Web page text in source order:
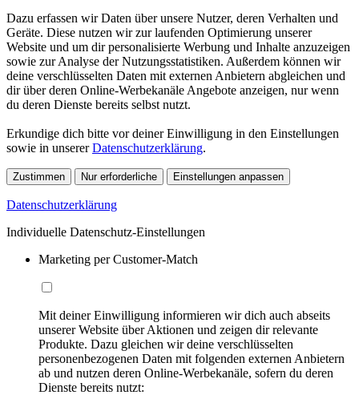
Dazu erfassen wir Daten über unsere Nutzer, deren Verhalten und
Geräte. Diese nutzen wir zur laufenden Optimierung unserer
Website und um dir personalisierte Werbung und Inhalte anzuzeigen
sowie zur Analyse der Nutzungsstatistiken. Außerdem können wir
deine verschlüsselten Daten mit externen Anbietern abgleichen und
dir über deren Online-Werbekanäle Angebote anzeigen, nur wenn
du deren Dienste bereits selbst nutzt.
Erkundige dich bitte vor deiner Einwilligung in den Einstellungen
sowie in unsererDatenschutzerklärung.
Zustimmen Nur erforderliche Einstellungen anpassen
Datenschutzerklärung
Individuelle Datenschutz-Einstellungen
Marketing per Customer-Match
Mit deiner Einwilligung informieren wir dich auch abseits
unserer Website über Aktionen und zeigen dir relevante
Produkte. Dazu gleichen wir deine verschlüsselten
personenbezogenen Daten mit folgenden externen Anbietern
ab und nutzen deren Online-Werbekanäle, sofern du deren
Dienste bereits nutzt: